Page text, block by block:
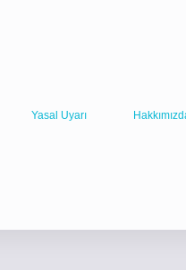
Yasal Uyarı